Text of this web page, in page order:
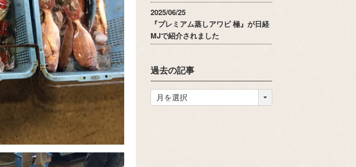
2025/06/25
『プレミアム蒸しアワビ 極』が日経
MJで紹介されました
過去の記事